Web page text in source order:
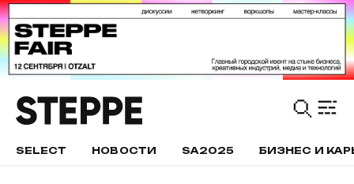
SELECT НОВОСТИ SA2025 БИЗНЕС И